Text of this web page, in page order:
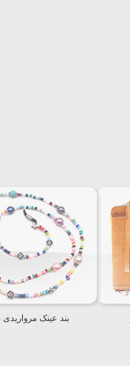
بند عینک مرواریدی